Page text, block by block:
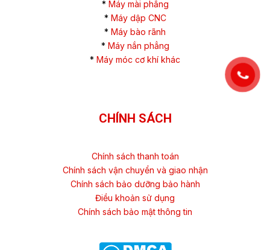
* Máy mài phẳng
* Máy dập CNC
* Máy bào rãnh
* Máy nắn phẳng
* Máy móc cơ khí khác
CHÍNH SÁCH
Chính sách thanh toán
Chính sách vận chuyển và giao nhận
Chính sách bảo dưỡng bảo hành
Điều khoản sử dụng
Chính sách bảo mật thông tin